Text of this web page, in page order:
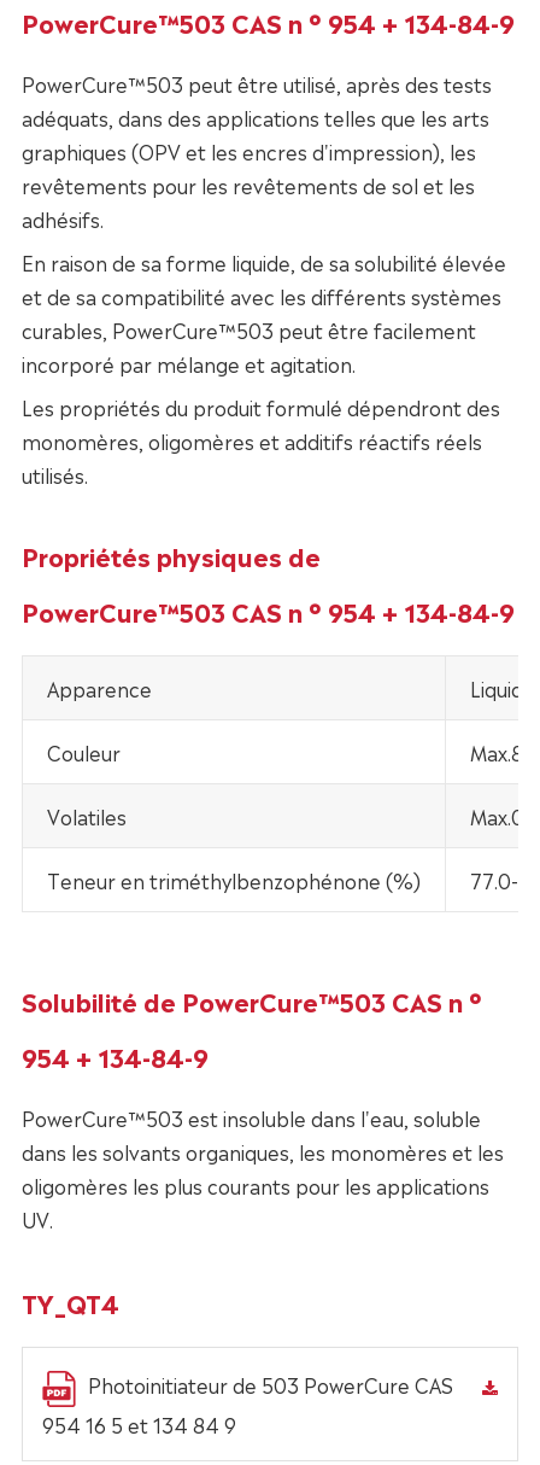
PowerCure™503 CAS n ° 954 + 134-84-9
PowerCure™503 peut être utilisé, après des tests
adéquats, dans des applications telles que les arts
graphiques (OPV et les encres d'impression), les
revêtements pour les revêtements de sol et les
adhésifs.
En raison de sa forme liquide, de sa solubilité élevée
et de sa compatibilité avec les différents systèmes
curables, PowerCure™503 peut être facilement
incorporé par mélange et agitation.
Les propriétés du produit formulé dépendront des
monomères, oligomères et additifs réactifs réels
utilisés.
Propriétés physiques de
PowerCure™503 CAS n ° 954 + 134-84-9
Apparence
Couleur Max.80
Volatiles
Teneur en triméthylbenzophénone (%) 77.0-
Solubilité de PowerCure™503 CAS n °
954 + 134-84-9
PowerCure™503 est insoluble dans l'eau, soluble
dans les solvants organiques, les monomères et les
oligomères les plus courants pour les applications
UV.
TY_QT4
Photoinitiateur de 503 PowerCure CAS
954 16 5 et 134 84 9